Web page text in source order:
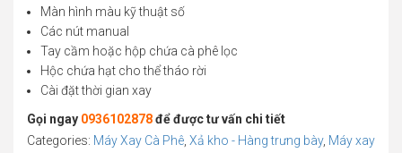
Màn hình màu kỹ thuật số
Các nút manual
Tay cầm hoặc hộp chứa cà phê lọc
Hộc chứa hạt cho thể tháo rời
Cài đặt thời gian xay
Gọi ngay 0936102878để được tư vấn chi tiết
Categories: Máy Xay Cà Phê Xả kho - Hàng trưng bày, Máy xay